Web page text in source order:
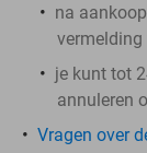
na
je kunt tot
annuleren
Vragen over